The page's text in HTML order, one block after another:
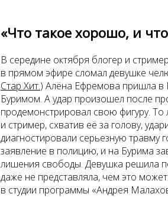
«Что такое хорошо, и
В середине октября блогер и
в прямом эфире сломал девушке
Стар Хит.) Алёна Ефремова пришла в
Буримом. А удар произошел после
продемонстрировал свою фигуру.
и стример, схватив её за голову,
диагностировали серьезную
заявление в полицию, и на Бурима
лишения свободы. Девушка решила
даже не представляла, чем это
в студии программы «Андрея